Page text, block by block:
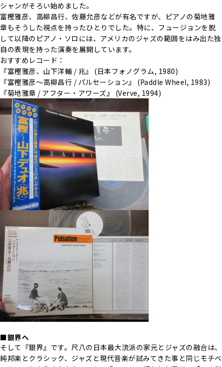
シャンがそろい始めました。
富樫雅彦、高柳昌行、佐藤允彦などが有名ですが、ピアノの菊地雅
章もそうした視点を持ったひとりでした。特に、フュージョンを脱
して以降のピアノ・ソロには、アメリカのジャズの範囲をはみ出た独
自の表現を持った演奏を展開しています。
おすすめレコード：
『富樫雅彦、山下洋輔 / 兆』 (日本フォノグラム, 1980)
『富樫雅彦～高柳昌行 / パルセーション』 (Paddle Wheel, 1983)
『菊地雅章 / アフター・アワーズ』 (Verve, 1994)
■銀界へ
そして『銀界』です。尺八の日本最大流派の家元とジャズの融合は、
純邦楽とクラシック、ジャズと現代音楽が試みてきた事と同じモチベ